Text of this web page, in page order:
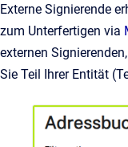
Externe Signierende
zum Unterfertigen via
externen
Sie Teil Ihrer Entität